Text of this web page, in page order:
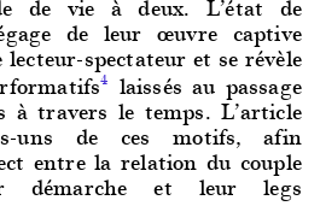
de leur œuvre captive
spectateur et se révèle
4 laissés au passage
à travers le temps. L’article
uns de ces motifs, afin
entre la relation du couple
démarche et leur legs